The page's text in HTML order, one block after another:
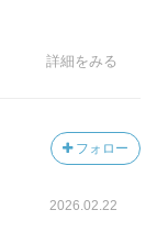
詳細をみる
フォロー
2026.02.22